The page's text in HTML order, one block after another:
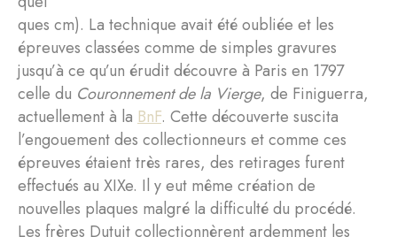
ques cm). La technique avait été oubliée et les
épreuves classées comme de simples gravures
jusqu’à ce qu’un érudit découvre à Paris en 1797
celle du Couronnement de la Vierge, de Finiguerra,
actuellement à la BnF. Cette découverte suscita
l’engouement des collectionneurs et comme ces
épreuves étaient très rares, des retirages furent
effectués au XIXe. Il y eut même création de
nouvelles plaques malgré la difficulté du procédé.
Les frères Dutuit collectionnèrent ardemment les